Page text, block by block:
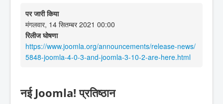
पर जारी किया
मंगलवार, 14 सितम्बर 2021 00:00
रिलीज घोषणा
https://www.joomla.org/announcements/release-news/
5848-joomla-4-0-3-and-joomla-3-10-2-are-here.html
नई Joomla! प्रतिष्ठान